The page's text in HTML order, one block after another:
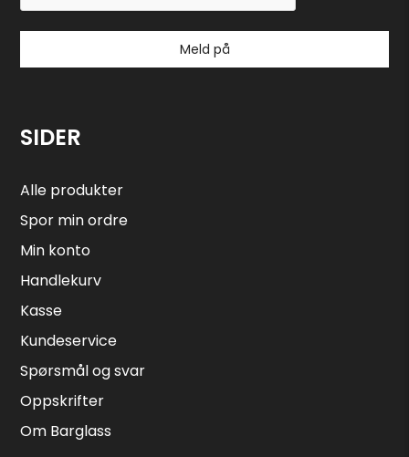
Meld på
SIDER
Alle produkter
Spor min ordre
Min konto
Handlekurv
Kasse
Kundeservice
Spørsmål og svar
Oppskrifter
Om Barglass